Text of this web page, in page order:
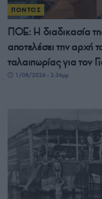
ΠΟΝΤΟΣ
ΠΟΕ: Η διαδικασία
αποτελέσει την αρχή
ταλαιπωρίας για τον
1/08/2026 - 2:36μμ